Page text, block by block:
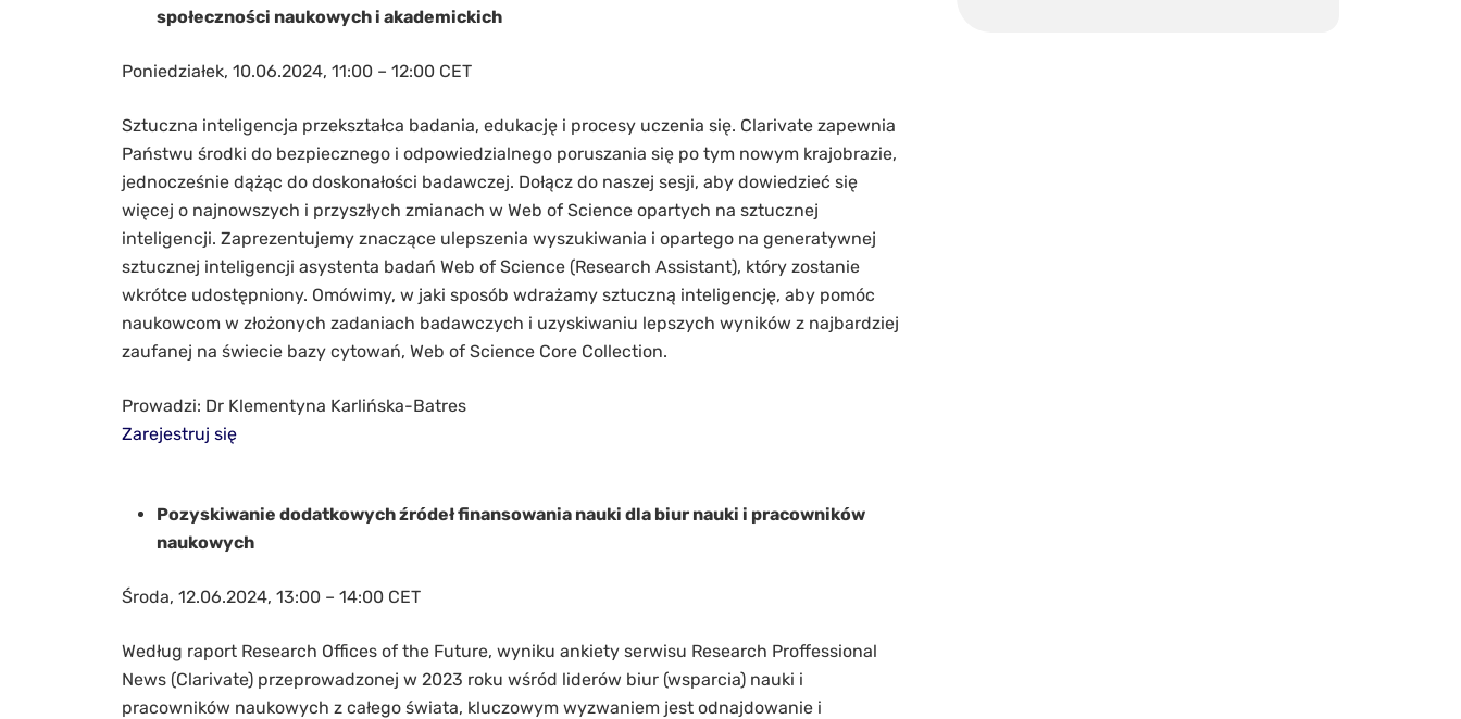
społeczności naukowych i akademickich
Poniedziałek, 10.06.2024, 11:00 – 12:00 CET
Sztuczna inteligencja przekształca badania, edukację i procesy uczenia się. Clarivate zapewnia
Państwu środki do bezpiecznego i odpowiedzialnego poruszania się po tym nowym krajobrazie,
jednocześnie dążąc do doskonałości badawczej. Dołącz do naszej sesji, aby dowiedzieć się
więcej o najnowszych i przyszłych zmianach w Web of Science opartych na sztucznej
inteligencji. Zaprezentujemy znaczące ulepszenia wyszukiwania i opartego na generatywnej
sztucznej inteligencji asystenta badań Web of Science (Research Assistant), który zostanie
wkrótce udostępniony. Omówimy, w jaki sposób wdrażamy sztuczną inteligencję, aby pomóc
naukowcom w złożonych zadaniach badawczych i uzyskiwaniu lepszych wyników z najbardziej
zaufanej na świecie bazy cytowań, Web of Science Core Collection.
Prowadzi: Dr Klementyna Karlińska-Batres
Zarejestruj się
Pozyskiwanie dodatkowych źródeł finansowania nauki dla biur nauki i pracowników
naukowych
Środa, 12.06.2024, 13:00 – 14:00 CET
Według raport Research Offices of the Future, wyniku ankiety serwisu Research Proffessional
News (Clarivate) przeprowadzonej w 2023 roku wśród liderów biur (wsparcia) nauki i
pracowników naukowych z całego świata, kluczowym wyzwaniem jest odnajdowanie i